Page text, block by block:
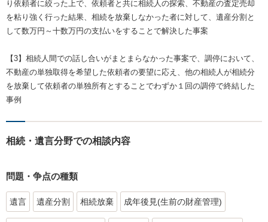
り依頼者に絞った上で、依頼者と共に相続人の探索、不動産の査定売却
を粘り強く行った結果、相続を放棄しなかった者に対して、遺産分割と
して数万円～十数万円の支払いをすることで解決した事案
【3】相続人間での話し合いがまとまらなかった事案で、調停において、
不動産の単独取得を希望した依頼者の要望に応え、他の相続人が相続分
を放棄して依頼者の単独所有とすることでわずか１回の調停で終結した
事例
相続・遺言分野での相談内容
問題・争点の種類
遺言 遺産分割 相続放棄 成年後見(生前の財産管理)